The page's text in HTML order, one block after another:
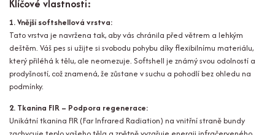
Klíčové vlastnosti:
1. Vnější softshellová vrstva:
Tato vrstva je navržena tak, aby vás chránila před větrem a lehkým
deštěm. Váš pes si užijte si svobodu pohybu díky flexibilnímu materiálu,
který přiléhá k tělu, ale neomezuje. Softshell je známý svou odolností a
prodyšností, což znamená, že zůstane v suchu a pohodlí bez ohledu na
podmínky.
2. Tkanina FIR – Podpora regenerace:
Unikátní tkanina FIR (Far Infrared Radiation) na vnitřní straně bundy